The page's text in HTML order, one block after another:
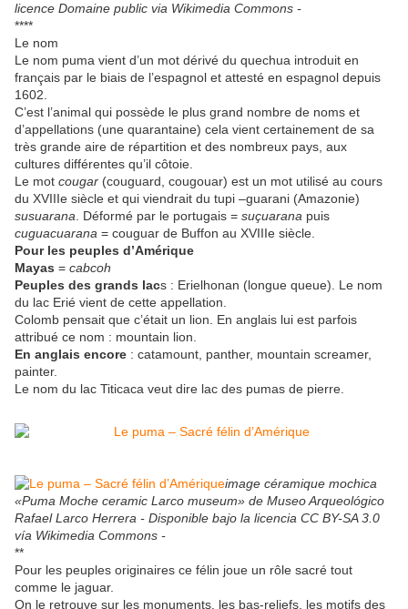
licence Domaine public via Wikimedia Commons -
****
Le nom
Le nom puma vient d’un mot dérivé du quechua introduit en
français par le biais de l’espagnol et attesté en espagnol depuis
1602.
C’est l’animal qui possède le plus grand nombre de noms et
d’appellations (une quarantaine) cela vient certainement de sa
très grande aire de répartition et des nombreux pays, aux
cultures différentes qu’il côtoie.
Le mot cougar (couguard, cougouar) est un mot utilisé au cours
du XVIIIe siècle et qui viendrait du tupi –guarani (Amazonie)
susuarana . Déformé par le portugais = suçuarana puis
cuguacuarana = couguar de Buffon au XVIIIe siècle.
Pour les peuples d’Amérique
Mayas = cabcoh
Peuples des grands lacs : Erielhonan (longue queue). Le nom
du lac Erié vient de cette appellation.
Colomb pensait que c’était un lion. En anglais lui est parfois
attribué ce nom : mountain lion.
En anglais encore : catamount, panther, mountain screamer,
painter.
Le nom du lac Titicaca veut dire lac des pumas de pierre.
image céramique mochica
«Puma Moche ceramic Larco museum» de Museo Arqueológico
Rafael Larco Herrera - Disponible bajo la licencia CC BY-SA 3.0
vía Wikimedia Commons -
**
Pour les peuples originaires ce félin joue un rôle sacré tout
comme le jaguar.
On le retrouve sur les monuments, les bas-reliefs, les motifs des